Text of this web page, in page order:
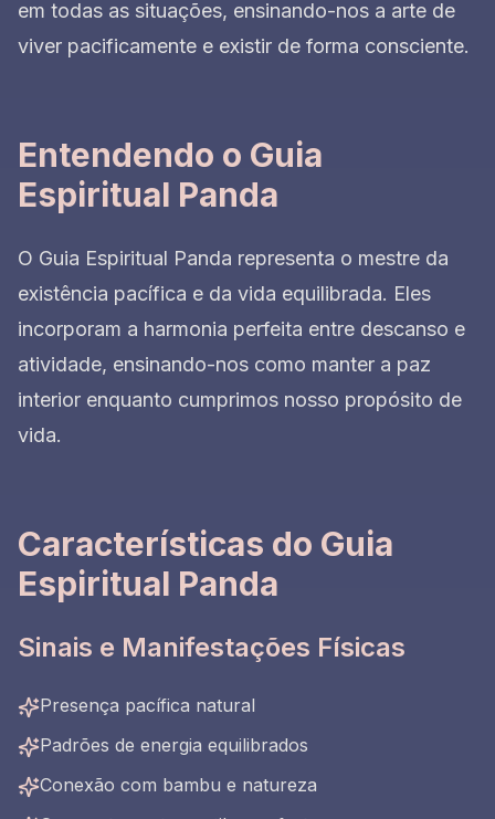
em todas as situações, ensinando-nos a arte de
viver pacificamente e existir de forma consciente.
Entendendo o Guia
Espiritual Panda
O Guia Espiritual Panda representa o mestre da
existência pacífica e da vida equilibrada. Eles
incorporam a harmonia perfeita entre descanso e
atividade, ensinando-nos como manter a paz
interior enquanto cumprimos nosso propósito de
vida.
Características do Guia
Espiritual Panda
Sinais e Manifestações Físicas
Presença pacífica natural
Padrões de energia equilibrados
Conexão com bambu e natureza